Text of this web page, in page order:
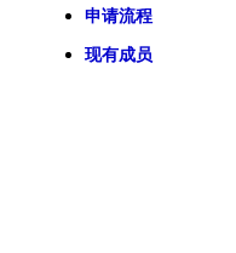
申请流程
现有成员